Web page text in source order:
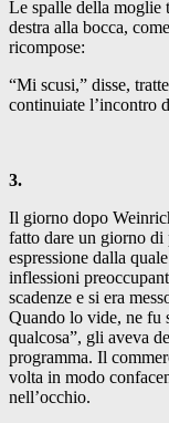
Le spalle della moglie
destra alla bocca,
ricompose:
“Mi scusi,” disse,
continuiate l’incontro
3.
Il giorno dopo
fatto dare un giorno di
espressione dalla
inflessioni
scadenze e si era
Quando lo vide, ne fu
qualcosa”, gli aveva
programma. Il
volta in modo
nell’occhio.